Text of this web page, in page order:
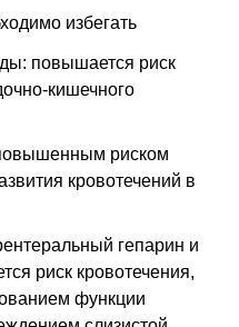
избегать
повышается риск
кишечного
риском
кровотечений в
гепарин и
риск кровотечения,
функции